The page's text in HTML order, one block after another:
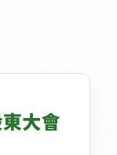
大會